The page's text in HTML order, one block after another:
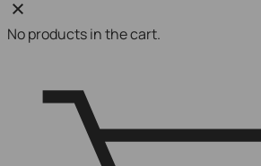
No products in the cart.